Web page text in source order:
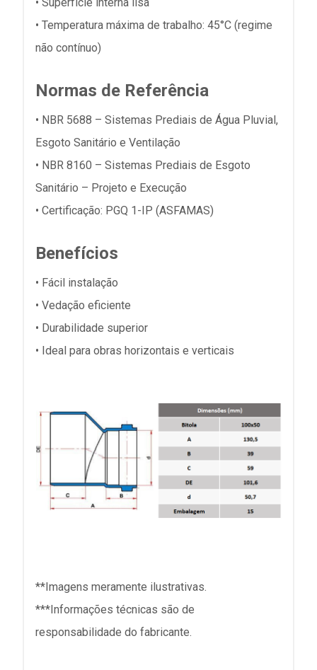
• Temperatura máxima de trabalho: 45°C (regime
não contínuo)
Normas de Referência
• NBR 5688 – Sistemas Prediais de Água Pluvial,
Esgoto Sanitário e Ventilação
• NBR 8160 – Sistemas Prediais de Esgoto
Sanitário – Projeto e Execução
• Certificação: PGQ 1-IP (ASFAMAS)
Benefícios
• Fácil instalação
• Vedação eficiente
• Durabilidade superior
• Ideal para obras horizontais e verticais
**Imagens meramente ilustrativas.
***Informações técnicas são de
responsabilidade do fabricante.